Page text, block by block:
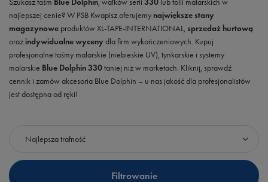
Szukasz taśm Blue Dolphin, wałków serii 330 lub folii malarskich w
najlepszej cenie? W PSB Kwapisz oferujemy największe stany
magazynowe produktów XL-TAPE-INTERNATIONAL, sprzedaż hurtową
oraz indywidualne wycenydla firm wykończeniowych. Kupuj
profesjonalne taśmy malarskie (niebieskie UV), tynkarskie i systemy
malarskie Blue Dolphin 330taniej niż w marketach. Kliknij, sprawdź
cennik i zamów akcesoria Blue Dolphin – u nas jakość dla profesjonalistów
jest dostępna od ręki!
Zmień sortowanie
Najlepsza trafność
Filtrowanie